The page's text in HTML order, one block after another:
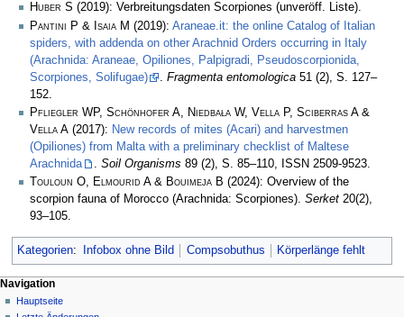
Huber S (2019): Verbreitungsdaten Scorpiones (unveröff. Liste).
Pantini P & Isaia M (2019): Araneae.it: the online Catalog of Italian
spiders, with addenda on other Arachnid Orders occurring in Italy
(Arachnida: Araneae, Opiliones, Palpigradi, Pseudoscorpionida,
Scorpiones, Solifugae)
Fragmenta entomologica 51 (2), S. 127–
152.
Pfliegler WP, Schönhofer A, Niedbała W, Vella P, Sciberras A &
Vella A (2017): New records of mites (Acari) and harvestmen
(Opiliones) from Malta with a preliminary checklist of Maltese
Arachnida
. Soil Organisms 89 (2), S. 85–110, ISSN 2509-9523.
Touloun O, Elmourid A & Bouimeja B (2024): Overview of the
scorpion fauna of Morocco (Arachnida: Scorpiones). Serket 20(2),
93–105.
Kategorien: Infobox ohne Bild Compsobuthus Körperlänge fehlt
Navigation
Hauptseite